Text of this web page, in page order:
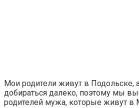
Мои родители живут в Подольске,
добираться далеко, поэтому мы
родителей мужа, которые живут в